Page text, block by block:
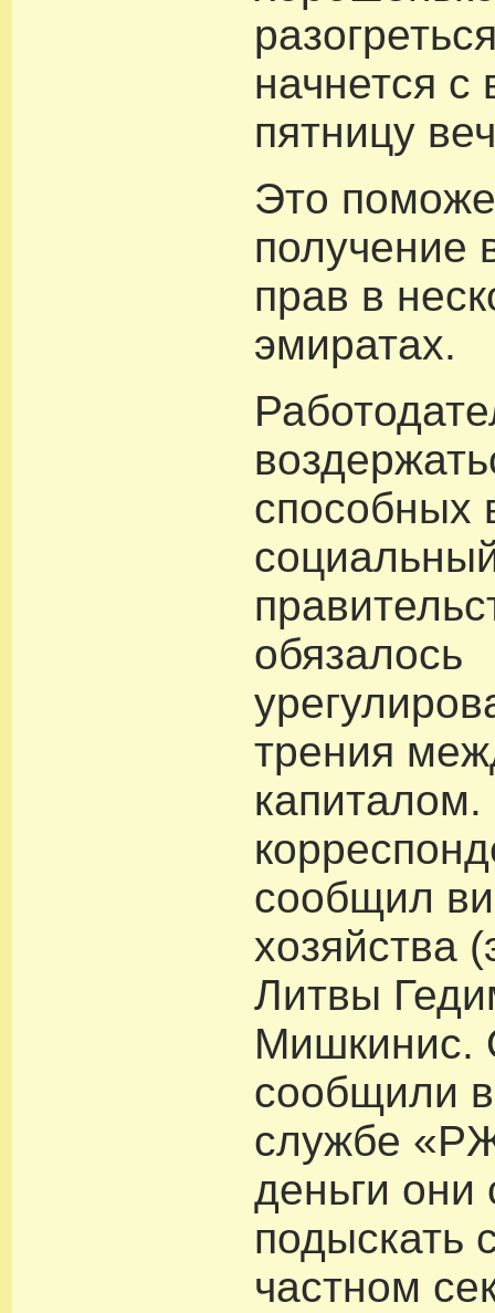
начнется с
пятницу
Это
получение
прав в
эмиратах.
способных
обязалось
трения
сообщил
хозяйства
Литвы
Мишкинис.
сообщили
службе
деньги они
подыскать
частном